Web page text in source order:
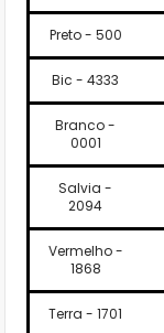
Preto - 500
Bic - 4333
Branco -
0001
Salvia -
2094
Vermelho -
1868
Terra - 1701